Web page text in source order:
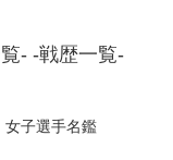
- -戦歴一覧-
女子選手名鑑